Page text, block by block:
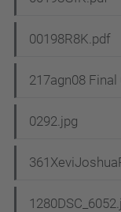
00198R8K.pdf
217agn08
0292.jpg